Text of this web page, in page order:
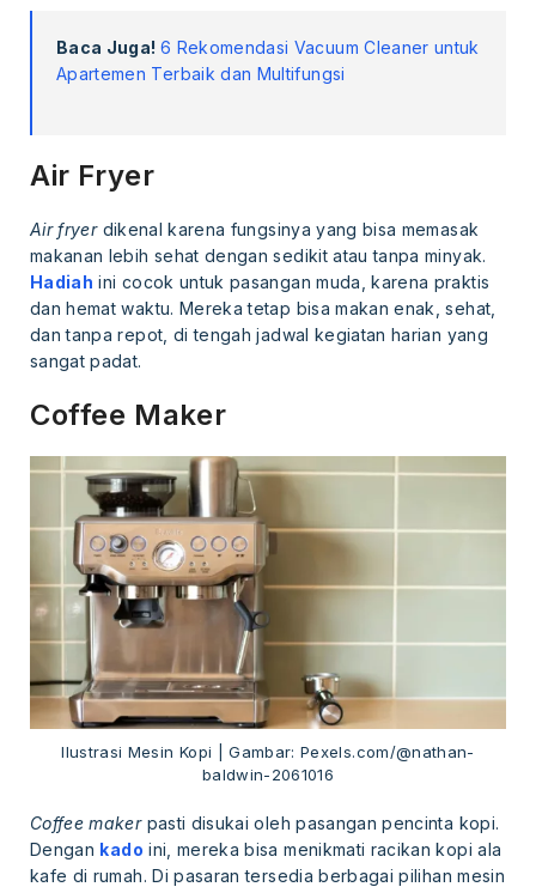
Baca Juga! 6 Rekomendasi Vacuum Cleaner untuk
Apartemen Terbaik dan Multifungsi
Air Fryer
Air fryerdikenal karena fungsinya yang bisa memasak
makanan lebih sehat dengan sedikit atau tanpa minyak.
Hadiah ini cocok untuk pasangan muda, karena praktis
dan hemat waktu. Mereka tetap bisa makan enak, sehat,
dan tanpa repot, di tengah jadwal kegiatan harian yang
sangat padat.
Coffee Maker
Ilustrasi Mesin Kopi | Gambar: Pexels.com/@nathan-
baldwin-2061016
Coffee makerpasti disukai oleh pasangan pencinta kopi.
Dengan kado ini, mereka bisa menikmati racikan kopi ala
kafe di rumah. Di pasaran tersedia berbagai pilihan mesin